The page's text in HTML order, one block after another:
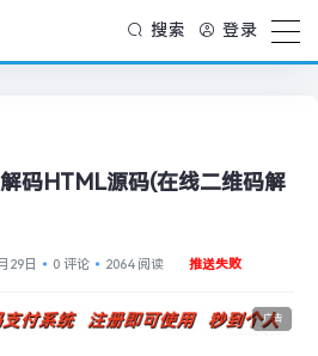
搜索 登录
码HTML源码(在线二维码解
29日 0 评论 2064 阅读 推送失败
广告